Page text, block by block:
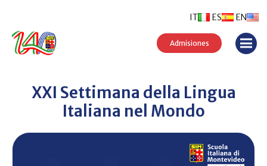
ES EN
IT
Admisiones
XXI Settimana della Lingua
Italiana nel Mondo